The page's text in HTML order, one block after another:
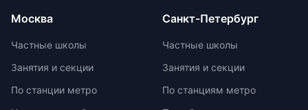
тренировочные сборы,
интенсивные занятия, практикумы,
индивидуальные консультации.
Участие в международных
Москва
Частные школы
Занятия и секции
По станции метро
Санкт-Петербург
Частные школы
Занятия и секции
По станциям метро